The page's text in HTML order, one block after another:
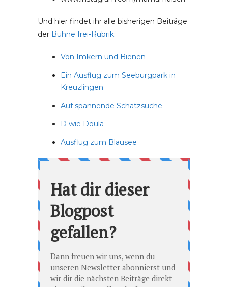
Und hier findet ihr alle bisherigen Beiträge
der Bühne frei-Rubrik:
Von Imkern und Bienen
Ein Ausflug zum Seeburgpark in
Kreuzlingen
Auf spannende Schatzsuche
D wie Doula
Ausflug zum Blausee